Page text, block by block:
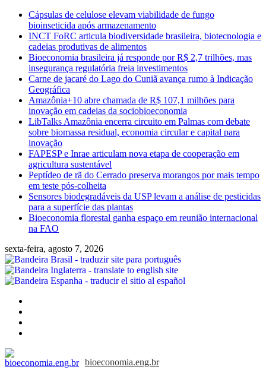
Skip
content
Cápsulas de celulose elevam viabilidade de fungo
bioinseticida após armazenamento
INCT FoRC articula biodiversidade brasileira, biotecnologia e
cadeias produtivas de alimentos
Bioeconomia brasileira já responde por R$ 2,7 trilhões, mas
insegurança regulatória freia investimentos
Carne de jacaré do Lago do Cuniã avança rumo à Indicação
Geográfica
Amazônia+10 abre chamada de R$ 107,1 milhões para
inovação em cadeias da sociobioeconomia
LibTalks Amazônia encerra circuito em Palmas com debate
sobre biomassa residual, economia circular e capital para
inovação
FAPESP e Inrae articulam nova etapa de cooperação em
agricultura sustentável
Peptídeo de rã do Cerrado preserva morangos por mais tempo
em teste pós-colheita
Sensores biodegradáveis da USP levam a análise de pesticidas
para a superfície das plantas
Bioeconomia florestal ganha espaço em reunião internacional
na FAO
sexta-feira, agosto 7, 2026
bioeconomia.eng.br